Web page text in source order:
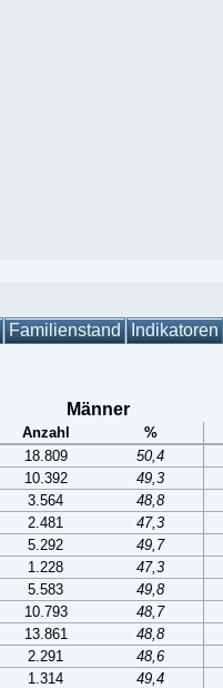
Familienstand Indikatoren
Männer
Anzahl
%
18.809
50,4
10.392
49,3
3.564
48,8
2.481
47,3
5.292
49,7
1.228
47,3
5.583
49,8
10.793
48,7
13.861
48,8
2.291
48,6
1.314
49,4